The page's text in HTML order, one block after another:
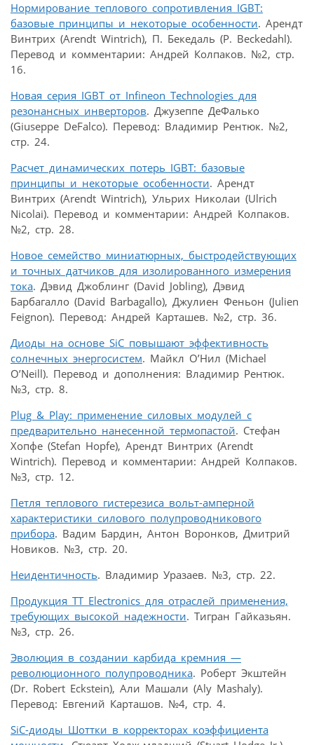
Нормирование теплового сопротивления IGBT:
базовые принципы и некоторые особенности. Арендт
Винтрих (Arendt Wintrich), П. Бекедаль (P. Beckedahl).
Перевод и комментарии: Андрей Колпаков. №2, стр.
16.
Новая серия IGBT от Infineon Technologies для
резонансных инверторов. Джузеппе ДеФалько
(Giuseppe DeFalco). Перевод: Владимир Рентюк. №2,
стр. 24.
Расчет динамических потерь IGBT: базовые
принципы и некоторые особенности. Арендт
Винтрих (Arendt Wintrich), Ульрих Николаи (Ulrich
Nicolai). Перевод и комментарии: Андрей Колпаков.
№2, стр. 28.
Новое семейство миниатюрных, быстродействующих
и точных датчиков для изолированного измерения
тока. Дэвид Джоблинг (David Jobling), Дэвид
Барбагалло (David Barbagallo), Джулиен Феньон (Julien
Feignon). Перевод: Андрей Карташев. №2, стр. 36.
Диоды на основе SiC повышают эффективность
солнечных энергосистем. Майкл О’Нил (Michael
O’Neill). Перевод и дополнения: Владимир Рентюк.
№3, стр. 8.
Plug & Play: применение силовых модулей с
предварительно нанесенной термопастой. Cтефан
Хопфе (Stefan Hopfe), Арендт Винтрих (Arendt
Wintrich). Перевод и комментарии: Андрей Колпаков.
№3, стр. 12.
Петля теплового гистерезиса вольт-амперной
характеристики силового полупроводникового
прибора. Вадим Бардин, Антон Воронков, Дмитрий
Новиков. №3, стр. 20.
Неидентичность. Владимир Уразаев. №3, стр. 22.
Продукция TT Electronics для отраслей применения,
требующих высокой надежности. Тигран Гайказьян.
№3, стр. 26.
Эволюция в создании карбида кремния —
революционного полупроводника. Роберт Экштейн
(Dr. Robert Eckstein), Али Машали (Aly Mashaly).
Перевод: Евгений Карташов. №4, стр. 4.
SiC-диоды Шоттки в корректорах коэффициента